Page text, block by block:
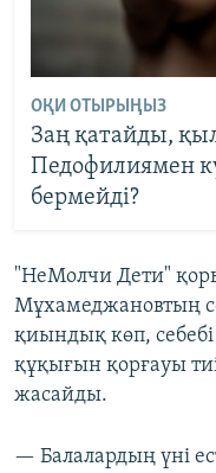
ОҚИ ОТЫРЫҢЫЗ
Заң қатайды,
Педофилиямен
бермейді?
"НеМолчи Дети"
Мұхамеджановтың
қиындық көп,
құқығын қорғауы
жасайды.
— Балалардың үні